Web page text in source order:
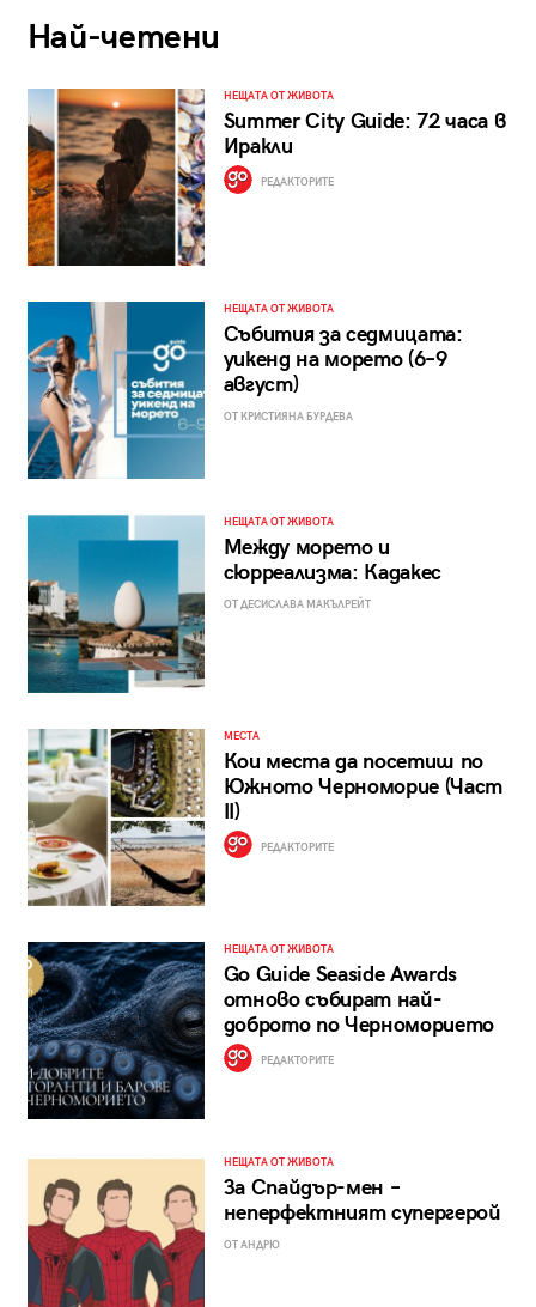
Най-четени
НЕЩАТА ОТ ЖИВОТА
Summer City Guide: 72 часа в
Иракли
РЕДАКТОРИТЕ
НЕЩАТА ОТ ЖИВОТА
Събития за седмицата:
уикенд на морето (6–9
август)
ОТ КРИСТИЯНА БУРДЕВА
НЕЩАТА ОТ ЖИВОТА
Между морето и
сюрреализма: Кадакес
ОТ ДЕСИСЛАВА МАКЪЛРЕЙТ
МЕСТА
Кои места да посетиш по
Южното Черноморие (Част
II)
РЕДАКТОРИТЕ
НЕЩАТА ОТ ЖИВОТА
Go Guide Seaside Awards
отново събират най-
доброто по Черноморието
РЕДАКТОРИТЕ
НЕЩАТА ОТ ЖИВОТА
За Спайдър-мен –
неперфектният супергерой
ОТ АНДРЮ